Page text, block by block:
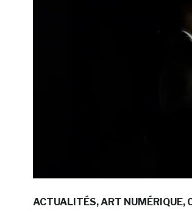
ACTUALITÉS ART NUMÉRIQUE